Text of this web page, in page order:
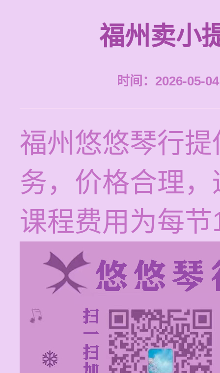
福州卖小
时间：2026-05-
福州悠悠琴行
务，价格合理
课程费用为每